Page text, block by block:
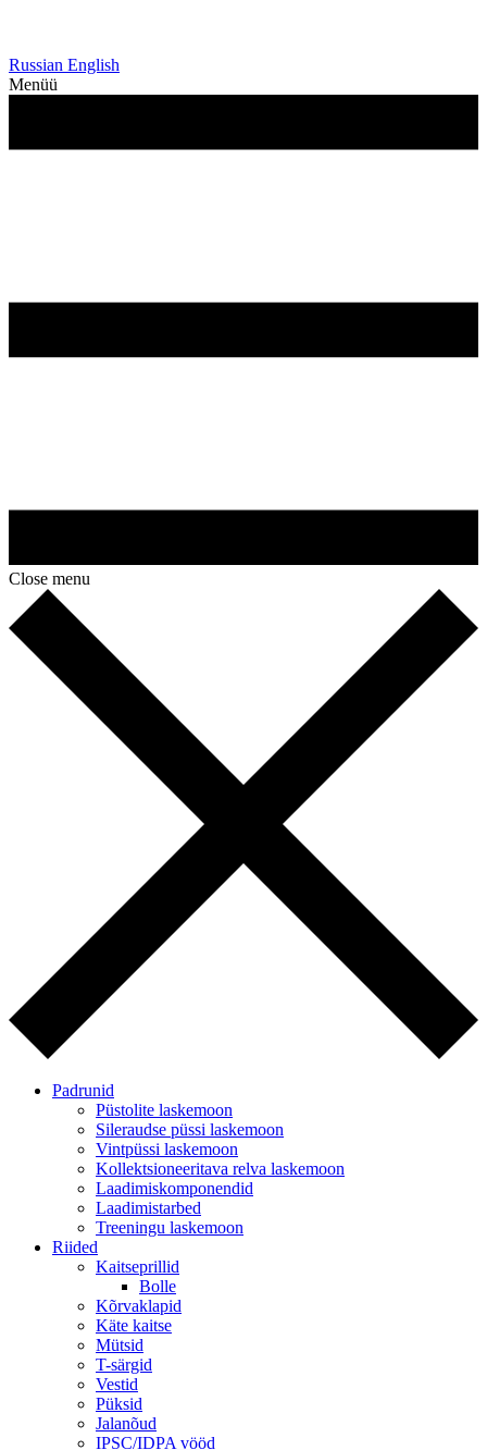
Russian English
Menüü
Close menu
Padrunid
Püstolite laskemoon
Sileraudse püssi laskemoon
Vintpüssi laskemoon
Kollektsioneeritava relva laskemoon
Laadimiskomponendid
Laadimistarbed
Treeningu laskemoon
Riided
Kaitseprillid
Bolle
Kõrvaklapid
Käte kaitse
Mütsid
T-särgid
Vestid
Püksid
Jalanõud
IPSC/IDPA vööd